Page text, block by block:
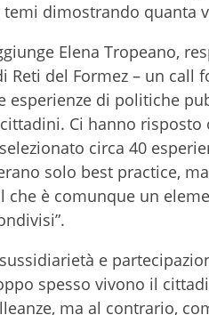
dimostrando quanta
Elena Tropeano,
Reti del Formez – un
esperienze di politiche
Ci hanno
circa 40
solo best practice,
che è comunque un
e
spesso vivono il
ma al contrario,